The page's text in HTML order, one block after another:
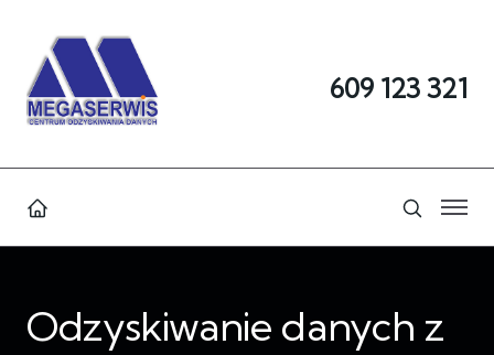
609 123 321
Odzyskiwanie danych z